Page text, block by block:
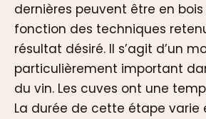
dernières peuvent être en
fonction des techniques
résultat désiré. Il s’agit d’un
particulièrement important
du vin. Les cuves ont une
La durée de cette étape varie